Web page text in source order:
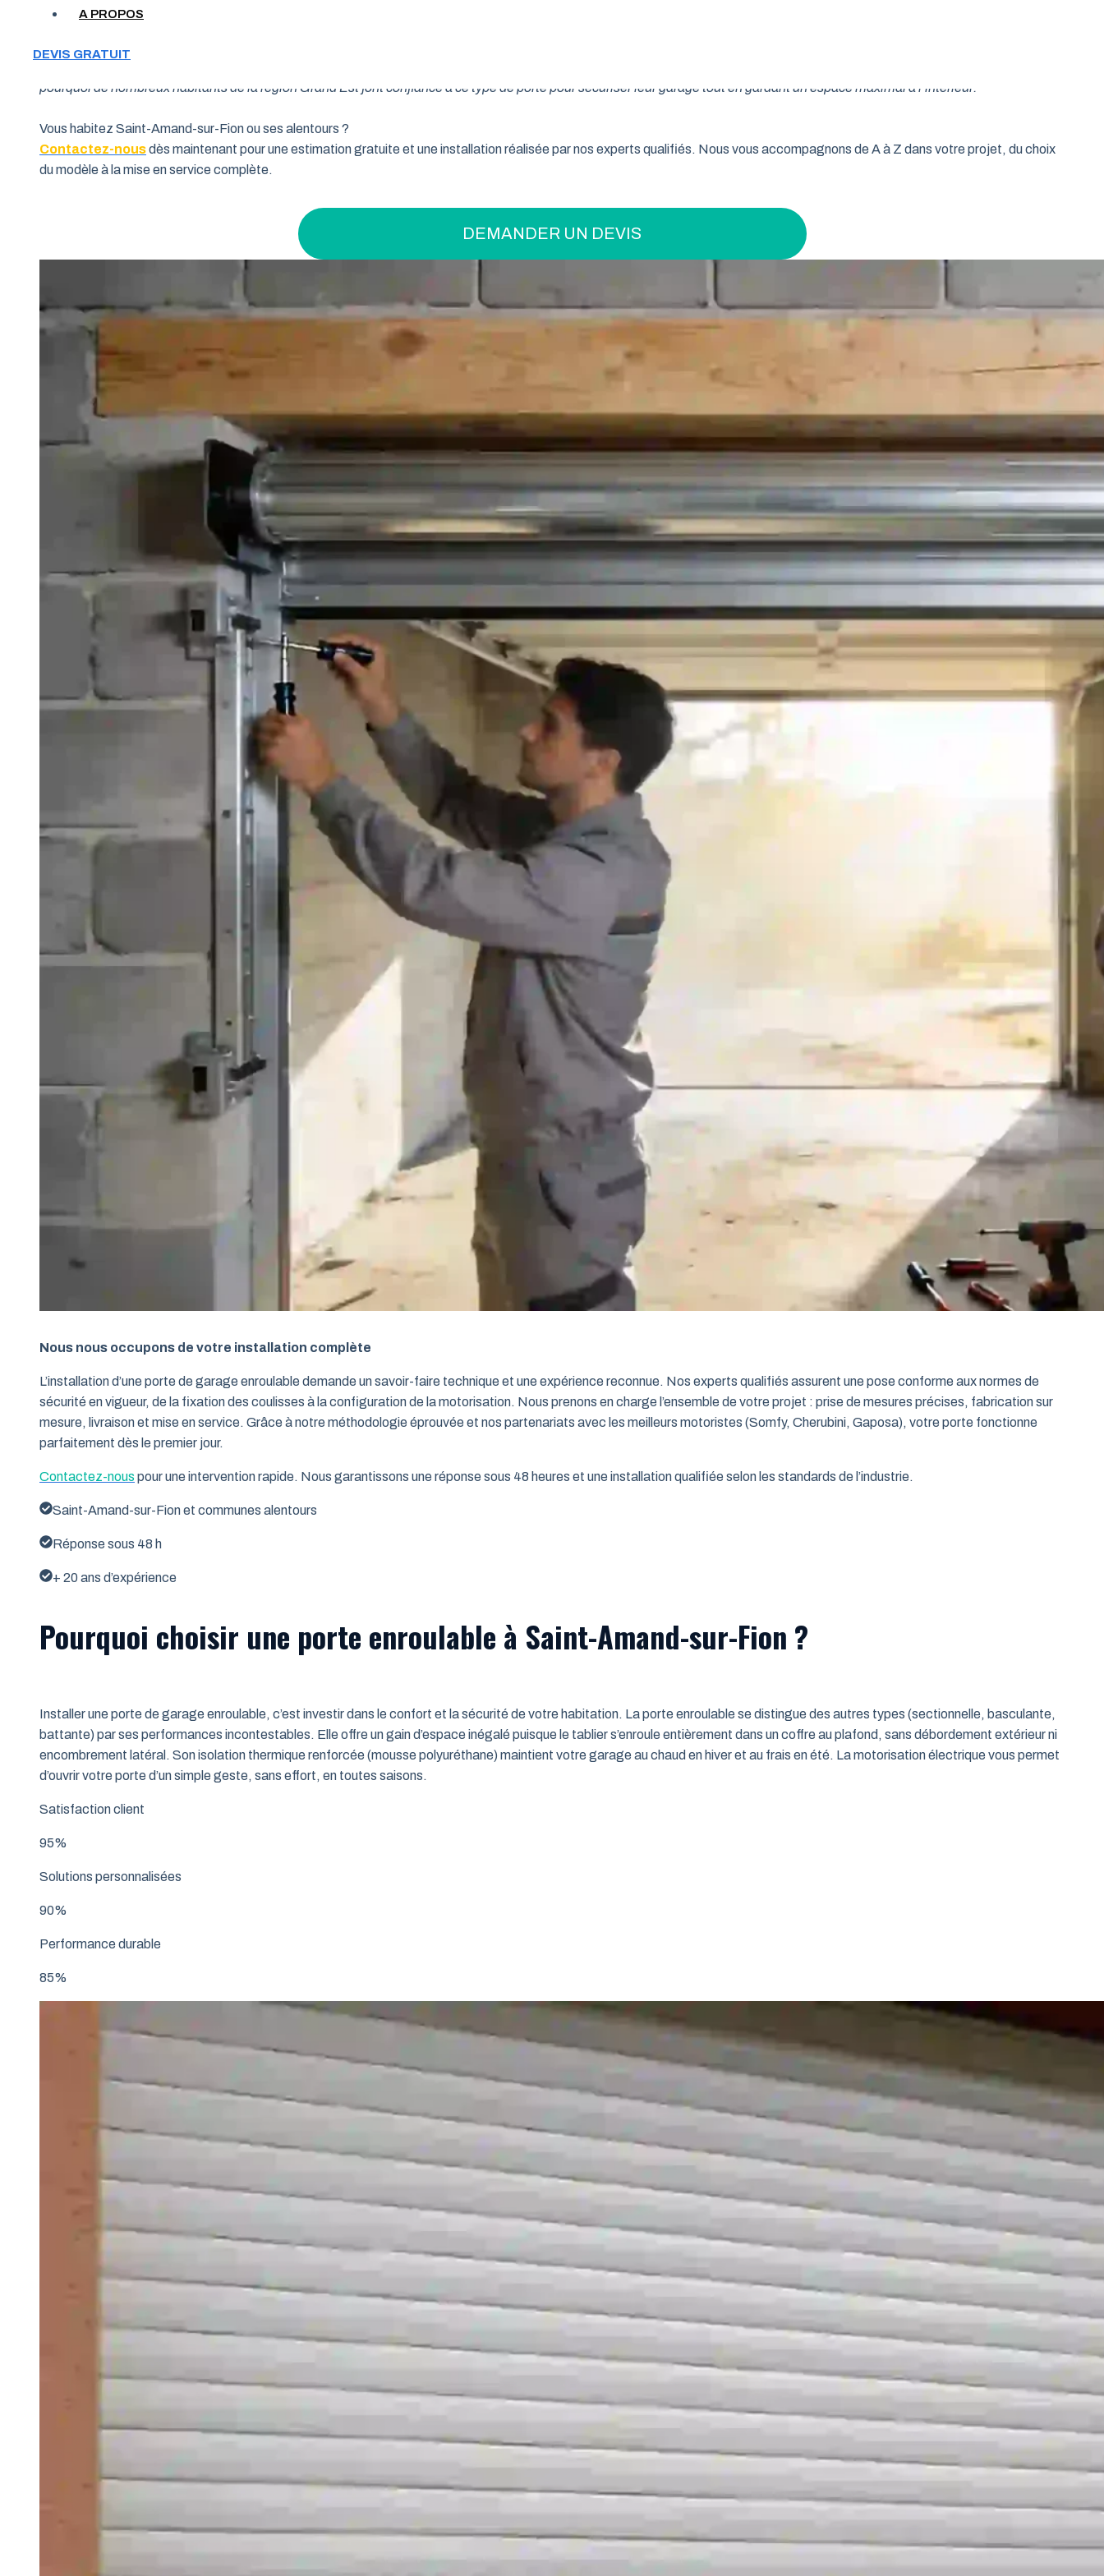
A PROPOS
DEVIS GRATUIT
pourquoi de nombreux habitants de la région Grand Est font confiance à ce type de porte pour sécuriser leur garage tout en gardant un espace maximal à l’intérieur.
Vous habitez Saint-Amand-sur-Fion ou ses alentours ?
Contactez-nousdès maintenant pour une estimation gratuite et une installation réalisée par nos experts qualifiés. Nous vous accompagnons de A à Z dans votre projet, du choix
du modèle à la mise en service complète.
DEMANDER UN DEVIS
Nous nous occupons de votre installation complète
L’installation d’une porte de garage enroulable demande un savoir-faire technique et une expérience reconnue. Nos experts qualifiés assurent une pose conforme aux normes de
sécurité en vigueur, de la fixation des coulisses à la configuration de la motorisation. Nous prenons en charge l’ensemble de votre projet : prise de mesures précises, fabrication sur
mesure, livraison et mise en service. Grâce à notre méthodologie éprouvée et nos partenariats avec les meilleurs motoristes (Somfy, Cherubini, Gaposa), votre porte fonctionne
parfaitement dès le premier jour.
Contactez-nous pour une intervention rapide. Nous garantissons une réponse sous 48 heures et une installation qualifiée selon les standards de l’industrie.
Saint-Amand-sur-Fion et communes alentours
Réponse sous 48 h
+ 20 ans d’expérience
Pourquoi choisir une porte enroulable à Saint-Amand-sur-Fion ?
Installer une porte de garage enroulable, c’est investir dans le confort et la sécurité de votre habitation. La porte enroulable se distingue des autres types (sectionnelle, basculante,
battante) par ses performances incontestables. Elle offre un gain d’espace inégalé puisque le tablier s’enroule entièrement dans un coffre au plafond, sans débordement extérieur ni
encombrement latéral. Son isolation thermique renforcée (mousse polyuréthane) maintient votre garage au chaud en hiver et au frais en été. La motorisation électrique vous permet
d’ouvrir votre porte d’un simple geste, sans effort, en toutes saisons.
Satisfaction client
95%
Solutions personnalisées
90%
Performance durable
85%